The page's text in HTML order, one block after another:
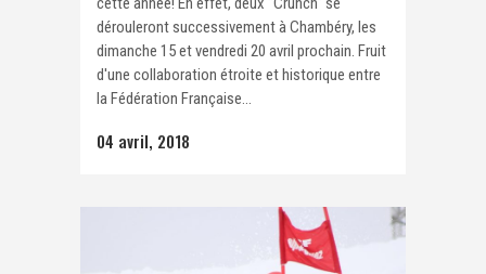
dérouleront successivement à Chambéry, les
dimanche 15 et vendredi 20 avril prochain. Fruit
d'une collaboration étroite et historique entre
la Fédération Française...
04 avril, 2018